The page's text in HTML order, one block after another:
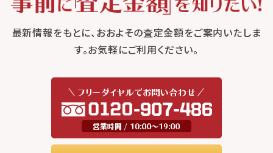
最新情報をもとに、おおよその査定金額をご案内いたしま
す。お気軽にご利用ください。